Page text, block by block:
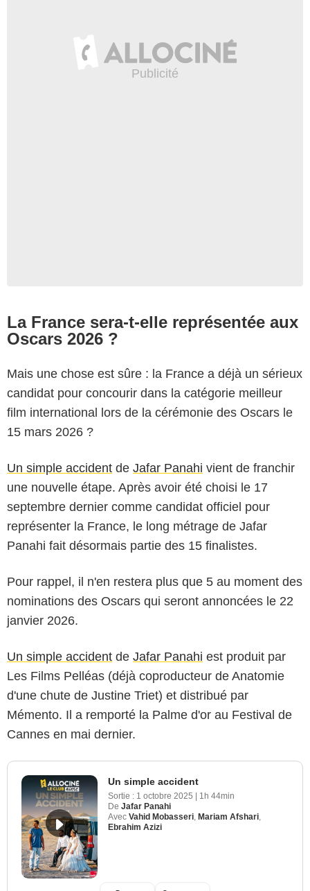
La France sera-t-elle représentée aux
Oscars 2026 ?
Mais une chose est sûre : la France a déjà un sérieux
candidat pour concourir dans la catégorie meilleur
film international lors de la cérémonie des Oscars le
15 mars 2026 ?
Un simple accident de Jafar Panahi vient de franchir
une nouvelle étape. Après avoir été choisi le 17
septembre dernier comme candidat officiel pour
représenter la France, le long métrage de Jafar
Panahi fait désormais partie des 15 finalistes.
Pour rappel, il n'en restera plus que 5 au moment des
nominations des Oscars qui seront annoncées le 22
janvier 2026.
Un simple accident de Jafar Panahi est produit par
Les Films Pelléas (déjà coproducteur de Anatomie
d'une chute de Justine Triet) et distribué par
Mémento. Il a remporté la Palme d'or au Festival de
Cannes en mai dernier.
Un simple accident
Sortie : 1 octobre 2025 | 1h 44min
De Jafar Panahi
Avec Vahid Mobasseri Mariam Afshari
Ebrahim Azizi